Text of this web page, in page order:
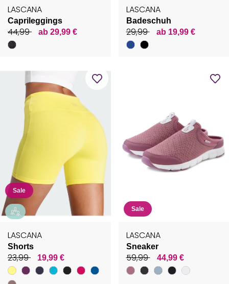
LASCANA
Caprileggings
44,99 ab 29,99 €
LASCANA
Badeschuh
29,99 ab 19,99 €
Sale
LASCANA
Shorts
23,99 19,99 €
Sale
LASCANA
Sneaker
59,99 44,99 €